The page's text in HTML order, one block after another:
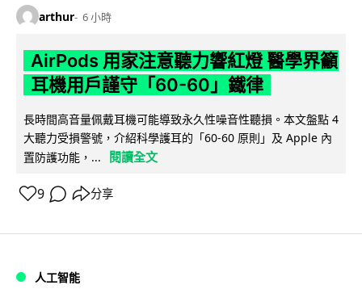
arthur 6 小時
AirPods 用家注意聽力響紅燈 醫學界籲
耳機用戶謹守「60-60」鐵律
長時間高音量佩戴耳機可能導致永久性噪音性聽損。本文盤點 4
大聽力受損警號，介紹科學護耳的「60-60 原則」及 Apple 內
置防護功能，...
閱讀全文
9 分享
人工智能